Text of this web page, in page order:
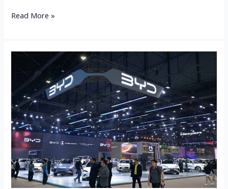
Read More »
BYD
PROMOTION